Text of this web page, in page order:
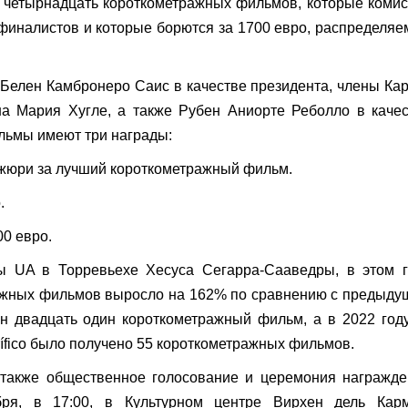
короткометражных фильмов, которые
и которые борются за 1700 евро,
Камбронеро Саис в качестве президента, члены
Мария Хугле, а также Рубен Аниорте Реболло в
имеют три награды:
за лучший короткометражный фильм.
евро.
UA в Торревьехе Хесуса Сегарра-Сааведры, в этом
фильмов выросло на 162% по сравнению с
двадцать один короткометражный фильм, а в 2022
было получено 55 короткометражных фильмов.
общественное голосование и церемония
в 17:00, в Культурном центре Вирхен дель